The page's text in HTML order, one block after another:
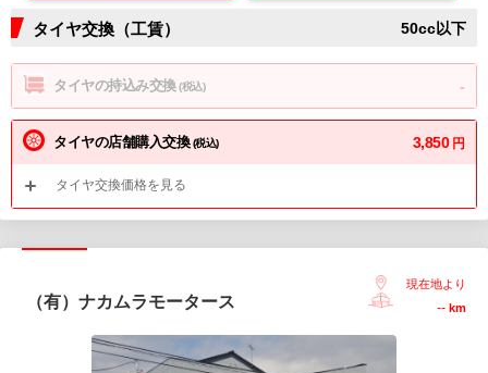
タイヤ交換（工賃） 50cc以下
タイヤの持込み交換(税込) -
タイヤの店舗購入交換(税込) 3,850 円
タイヤ交換価格を見る
（有）ナカムラモータース
現在地より
-- km